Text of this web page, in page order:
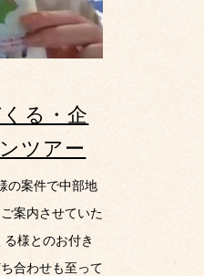
る・企
ツアー
の案件で中部地
案内させていた
様とのお付き
合わせも至って